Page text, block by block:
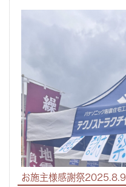
お施主様感謝祭2025.8.9